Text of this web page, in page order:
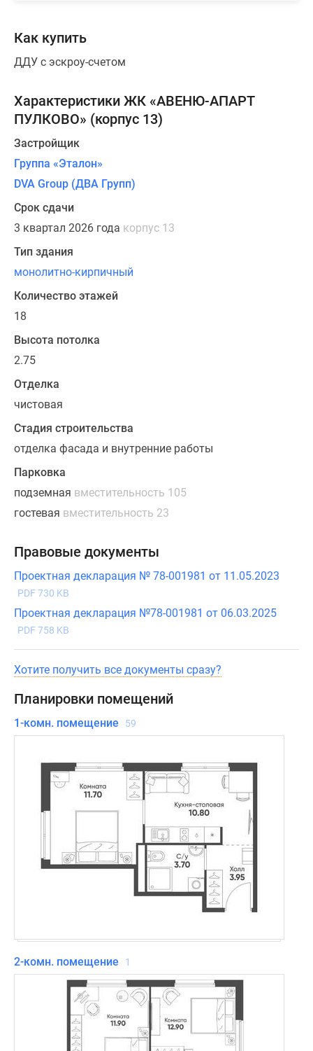
Как купить
ДДУ с эскроу-счетом
Характеристики ЖК «АВЕНЮ-АПАРТ
ПУЛКОВО» (корпус 13)
Застройщик
Группа «Эталон»
DVA Group (ДВА Групп)
Срок сдачи
3 квартал 2026 года корпус 13
Тип здания
монолитно-кирпичный
Количество этажей
18
Высота потолка
2.75
Отделка
чистовая
Стадия строительства
отделка фасада и внутренние работы
Парковка
подземная вместительность 105
гостевая вместительность 23
Правовые документы
Проектная декларация № 78-001981 от 11.05.2023
PDF 730 KB
Проектная декларация №78-001981 от 06.03.2025
PDF 758 KB
Хотите получить все документы сразу?
Планировки помещений
1-комн. помещение 59
2-комн. помещение 1